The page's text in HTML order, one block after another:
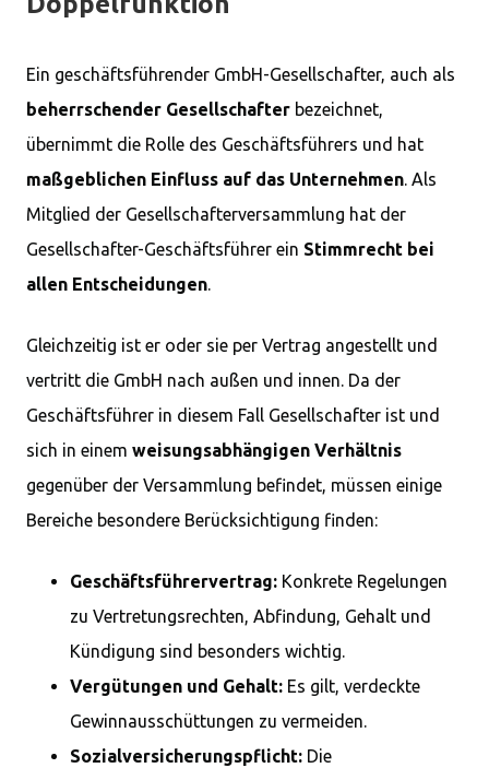
Ein geschäftsführender GmbH-Gesellschafter, auch als
beherrschender Gesellschafter bezeichnet,
übernimmt die Rolle des Geschäftsführers und hat
maßgeblichen Einfluss auf das Unternehmen. Als
Mitglied der Gesellschafterversammlung hat der
Gesellschafter-Geschäftsführer ein Stimmrecht bei
allen Entscheidungen.
Gleichzeitig ist er oder sie per Vertrag angestellt und
vertritt die GmbH nach außen und innen. Da der
Geschäftsführer in diesem Fall Gesellschafter ist und
sich in einem weisungsabhängigen Verhältnis
gegenüber der Versammlung befindet, müssen einige
Bereiche besondere Berücksichtigung finden:
Geschäftsführervertrag: Konkrete Regelungen
zu Vertretungsrechten, Abfindung, Gehalt und
Kündigung sind besonders wichtig.
Vergütungen und Gehalt: Es gilt, verdeckte
Gewinnausschüttungen zu vermeiden.
Sozialversicherungspflicht: Die